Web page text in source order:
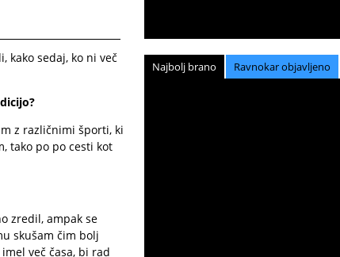
kako sedaj, ko ni več
z različnimi športi, ki
tako po po cesti kot
zredil, ampak se
skušam čim bolj
več časa, bi rad
Najbolj brano Ravnokar objavljeno